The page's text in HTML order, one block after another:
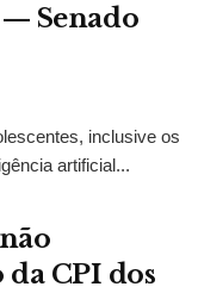
Senado
inclusive os
artificial...
CPI dos